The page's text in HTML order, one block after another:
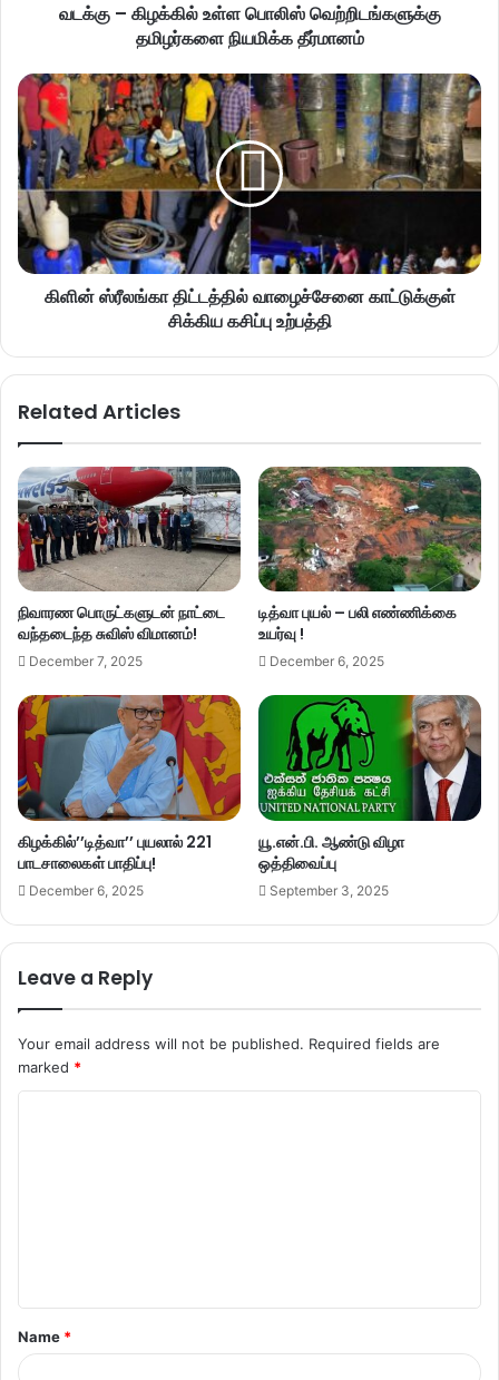
வடக்கு – கிழக்கில் உள்ள பொலிஸ் வெற்றிடங்களுக்கு
தமிழர்களை நியமிக்க தீர்மானம்
கிளின் ஸ்ரீலங்கா திட்டத்தில் வாழைச்சேனை காட்டுக்குள்
சிக்கிய கசிப்பு உற்பத்தி
Related Articles
நிவாரண பொருட்களுடன் நாட்டை
வந்தடைந்த சுவிஸ் விமானம்!
December 7, 2025
டித்வா புயல் – பலி எண்ணிக்கை
உயர்வு !
December 6, 2025
கிழக்கில்’’டித்வா’’ புயலால் 221
பாடசாலைகள் பாதிப்பு!
December 6, 2025
யூ.என்.பி. ஆண்டு விழா
ஒத்திவைப்பு
September 3, 2025
Leave a Reply
Your email address will not be published. Required fields are
marked *
t
*
Name *